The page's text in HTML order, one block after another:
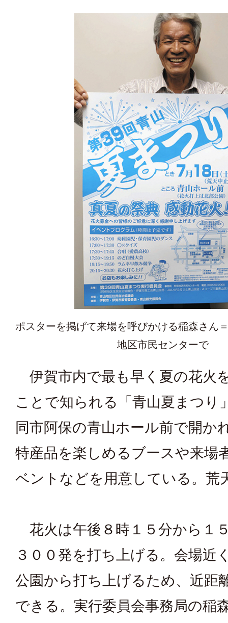
ポスターを掲げて来場を呼びかける稲森さん
地区市民センターで
伊賀市内で最も早く夏の花火
ことで知られる「青山夏まつり
同市阿保の青山ホール前で開か
特産品を楽しめるブースや来場
ベントなどを用意している。荒
花火は午後８時１５分から１
３００発を打ち上げる。会場近
公園から打ち上げるため、近距
できる。実行委員会事務局の稲